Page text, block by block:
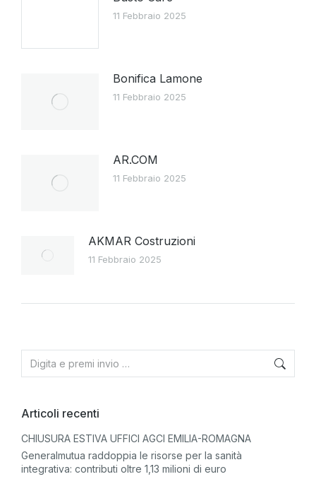
11 Febbraio 2025
Bonifica Lamone
11 Febbraio 2025
AR.COM
11 Febbraio 2025
AKMAR Costruzioni
11 Febbraio 2025
Articoli recenti
CHIUSURA ESTIVA UFFICI AGCI EMILIA-ROMAGNA
Generalmutua raddoppia le risorse per la sanità
integrativa: contributi oltre 1,13 milioni di euro